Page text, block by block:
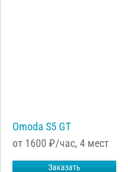
Omoda S5 GT
от 1600 ₽/час, 4 мест
Заказать